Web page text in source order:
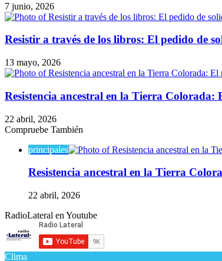
7 junio, 2026
Resistir a través de los libros: El pedido de
13 mayo, 2026
Resistencia ancestral en la Tierra
22 abril, 2026
Compruebe También
principales
Resistencia ancestral en la Tierra
22 abril, 2026
RadioLateral en Youtube
Clima